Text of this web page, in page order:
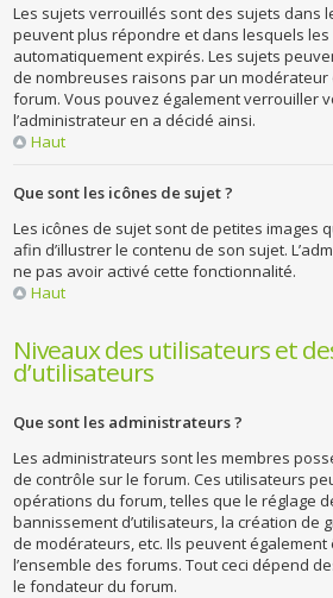
Les sujets verrouillés sont des sujets dans
peuvent plus répondre et dans lesquels
automatiquement expirés. Les sujets
de nombreuses raisons par un
forum. Vous pouvez également verrouiller
l’administrateur en a décidé ainsi.
Haut
Que sont les icônes de sujet ?
Les icônes de sujet sont de petites images
afin d’illustrer le contenu de son sujet.
ne pas avoir activé cette fonctionnalité.
Haut
Niveaux des utilisateurs et
d’utilisateurs
Que sont les administrateurs ?
Les administrateurs sont les membres
de contrôle sur le forum. Ces utilisateurs
opérations du forum, telles que le réglage
bannissement d’utilisateurs, la création de
de modérateurs, etc. Ils peuvent
l’ensemble des forums. Tout ceci dépend
le fondateur du forum.